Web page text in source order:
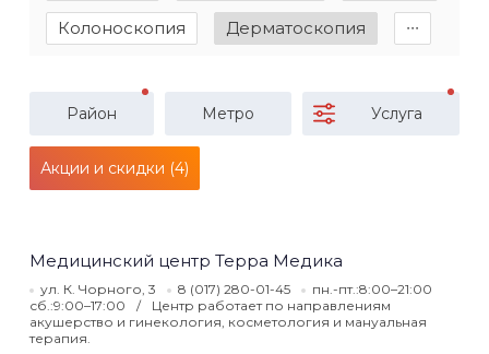
Колоноскопия Дерматоскопия ∙∙∙
Район Метро Услуга
Акции и скидки (4)
Медицинский центр Терра Медика
ул. К. Чорного, 3 8 (017) 280-01-45
пн.-пт.:8:00–21:00
сб.:9:00–17:00
Центр работает по направлениям
акушерство и гинекология, косметология и мануальная
терапия.